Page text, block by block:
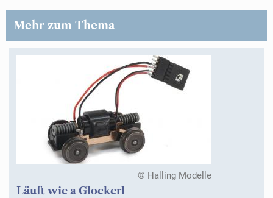
Mehr zum Thema
© Halling Modelle
Läuft wie a Glockerl